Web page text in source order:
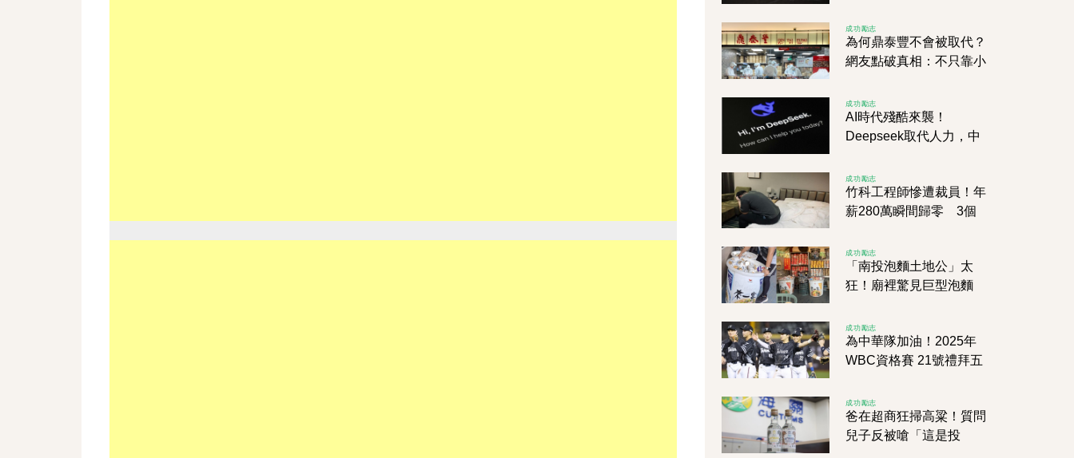
要我？！
成功勵志
為何鼎泰豐不會被取代？
網友點破真相：不只靠小
不了！
成功勵志
AI時代殘酷來襲！
Deepseek取代人力，中
95%
成功勵志
竹科工程師慘遭裁員！年
薪280萬瞬間歸零 3個
大
成功勵志
「南投泡麵土地公」太
狂！廟裡驚見巨型泡麵
可以整桶拖來泡嗎！？
成功勵志
為中華隊加油！2025年
WBC資格賽 21號禮拜五
非、尼加拉瓜拚2026
成功勵志
爸在超商狂掃高粱！質問
兒子反被嗆「這是投